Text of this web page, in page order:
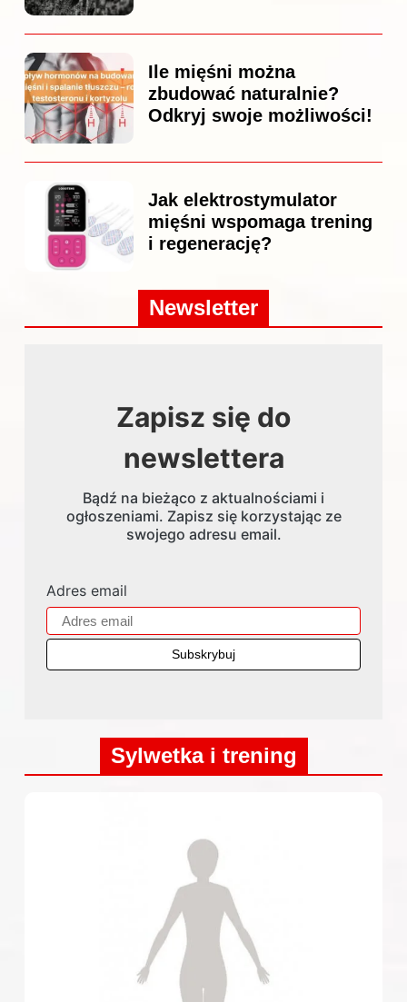
Ile mięśni można
zbudować naturalnie?
Odkryj swoje możliwości!
Jak elektrostymulator
mięśni wspomaga trening
i regenerację?
Newsletter
Zapisz się do
newslettera
Bądź na bieżąco z aktualnościami i
ogłoszeniami. Zapisz się korzystając ze
swojego adresu email.
Adres email
Sylwetka i trening